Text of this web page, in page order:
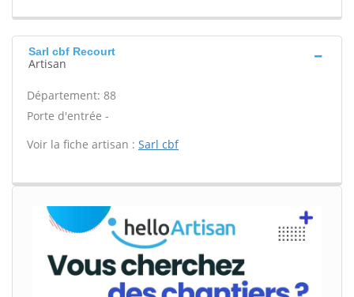
Sarl cbf Recourt
Artisan
Département: 88
Porte d'entrée -
Voir la fiche artisan : Sarl cbf